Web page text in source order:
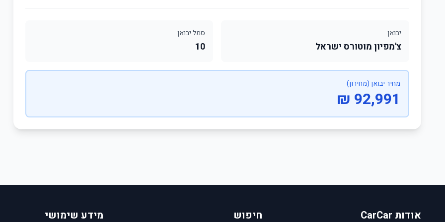
יבואן
צ'מפיון מוטורס ישראל
סמל יבואן
10
מחיר יבואן (מחירון)
92,991 ₪
אודות CarCar חיפוש מידע שימושי